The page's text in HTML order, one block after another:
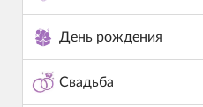
День рождения
Свадьба